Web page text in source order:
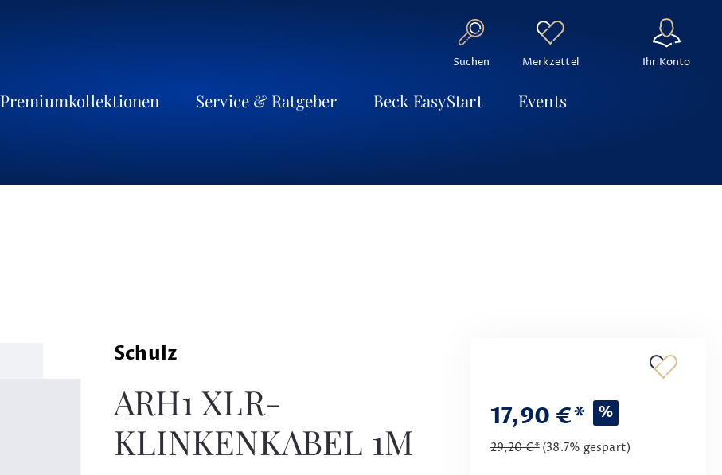
Premiumkollektionen Service & Ratgeber Beck EasyStart Events
Suchen Merkzettel Ihr Konto
Schulz
ARH1 XLR-
KLINKENKABEL 1M
17,90 €* %
29,20 €* (38.7% gespart)